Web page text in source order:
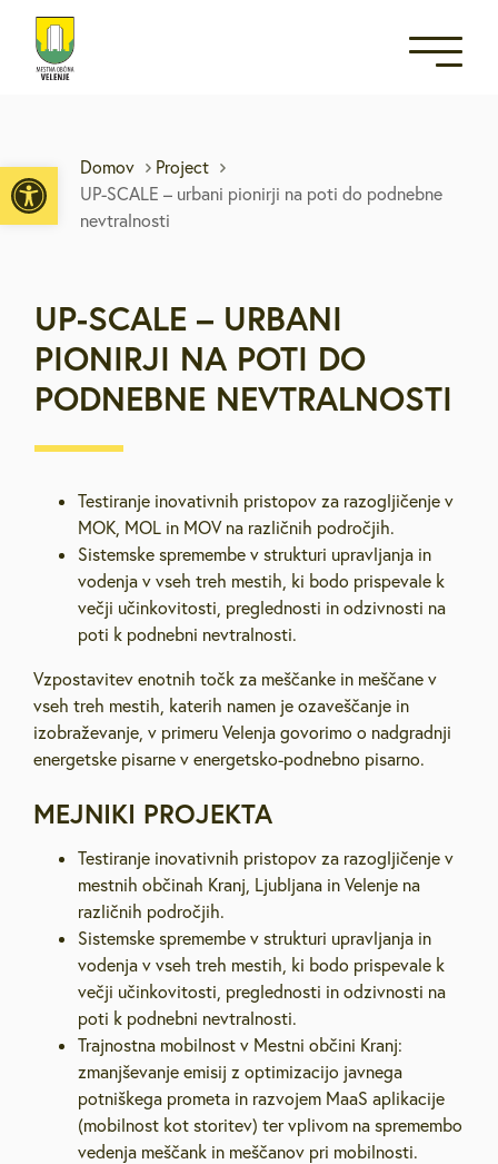
Open toolbar
Domov
Project
UP-SCALE – urbani pionirji na poti do podnebne
nevtralnosti
UP-SCALE – URBANI
PIONIRJI NA POTI DO
PODNEBNE NEVTRALNOSTI
Testiranje inovativnih pristopov za razogljičenje v
MOK, MOL in MOV na različnih področjih.
Sistemske spremembe v strukturi upravljanja in
vodenja v vseh treh mestih, ki bodo prispevale k
večji učinkovitosti, preglednosti in odzivnosti na
poti k podnebni nevtralnosti.
Vzpostavitev enotnih točk za meščanke in meščane v
vseh treh mestih, katerih namen je ozaveščanje in
izobraževanje, v primeru Velenja govorimo o nadgradnji
energetske pisarne v energetsko-podnebno pisarno.
MEJNIKI PROJEKTA
Testiranje inovativnih pristopov za razogljičenje v
mestnih občinah Kranj, Ljubljana in Velenje na
različnih področjih.
Sistemske spremembe v strukturi upravljanja in
vodenja v vseh treh mestih, ki bodo prispevale k
večji učinkovitosti, preglednosti in odzivnosti na
poti k podnebni nevtralnosti.
Trajnostna mobilnost v Mestni občini Kranj:
zmanjševanje emisij z optimizacijo javnega
potniškega prometa in razvojem MaaS aplikacije
(mobilnost kot storitev) ter vplivom na spremembo
vedenja meščank in meščanov pri mobilnosti.